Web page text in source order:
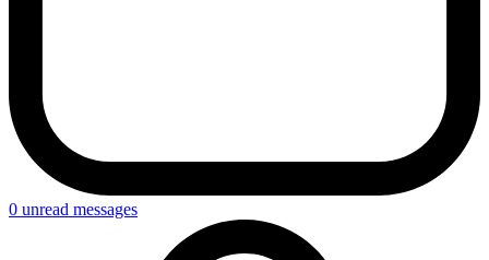
0 unread messages